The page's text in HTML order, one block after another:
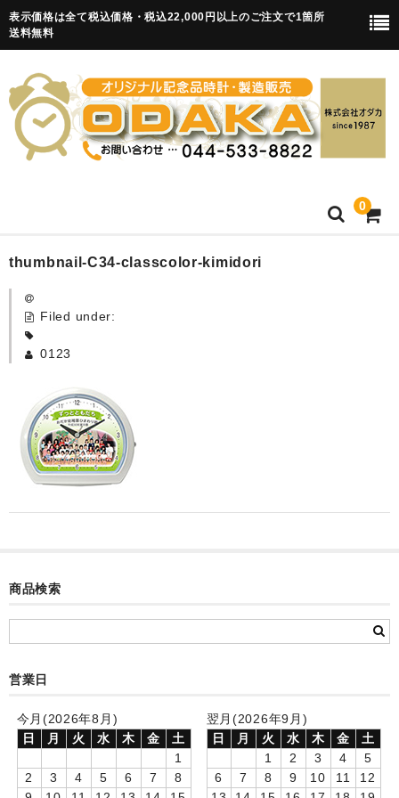
表示価格は全て税込価格・税込22,000円以上のご注文で1箇所
送料無料
0
HOME
卒園記念品
カード付フォトフレームクロック(集合)
目覚まし時計(集合＋個別)
メロディ時計(集合)
知育時計
制服メモリー
お絵かきギャラリー
自作オリジナル時計
thumbnail-C34-classcolor-kimidori
Filed under:
0123
商品検索
営業日
今月(2026年8月)
日
月 火 水 木 金
土
1
2
3 4 5 6 7
8
翌月(2026年9月)
日
月 火 水 木 金
土
1
2 3 4
5
6
7 8 9 10 11
12